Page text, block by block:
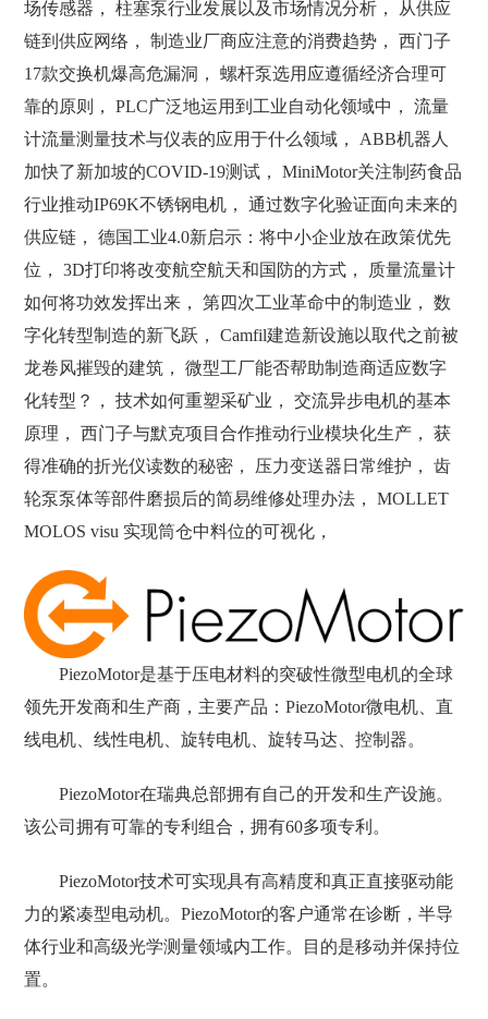
场传感器， 柱塞泵行业发展以及市场情况分析， 从供应
链到供应网络， 制造业厂商应注意的消费趋势， 西门子
17款交换机爆高危漏洞， 螺杆泵选用应遵循经济合理可
靠的原则， PLC广泛地运用到工业自动化领域中， 流量
计流量测量技术与仪表的应用于什么领域， ABB机器人
加快了新加坡的COVID-19测试， MiniMotor关注制药食品
行业推动IP69K不锈钢电机， 通过数字化验证面向未来的
供应链， 德国工业4.0新启示：将中小企业放在政策优先
位， 3D打印将改变航空航天和国防的方式， 质量流量计
如何将功效发挥出来， 第四次工业革命中的制造业， 数
字化转型制造的新飞跃， Camfil建造新设施以取代之前被
龙卷风摧毁的建筑， 微型工厂能否帮助制造商适应数字
化转型？， 技术如何重塑采矿业， 交流异步电机的基本
原理， 西门子与默克项目合作推动行业模块化生产， 获
得准确的折光仪读数的秘密， 压力变送器日常维护， 齿
轮泵泵体等部件磨损后的简易维修处理办法， MOLLET
MOLOS visu 实现筒仓中料位的可视化，
PiezoMotor是基于压电材料的突破性微型电机的全球
领先开发商和生产商，主要产品：PiezoMotor微电机、直
线电机、线性电机、旋转电机、旋转马达、控制器。
PiezoMotor在瑞典总部拥有自己的开发和生产设施。
该公司拥有可靠的专利组合，拥有60多项专利。
PiezoMotor技术可实现具有高精度和真正直接驱动能
力的紧凑型电动机。PiezoMotor的客户通常在诊断，半导
体行业和高级光学测量领域内工作。目的是移动并保持位
置。